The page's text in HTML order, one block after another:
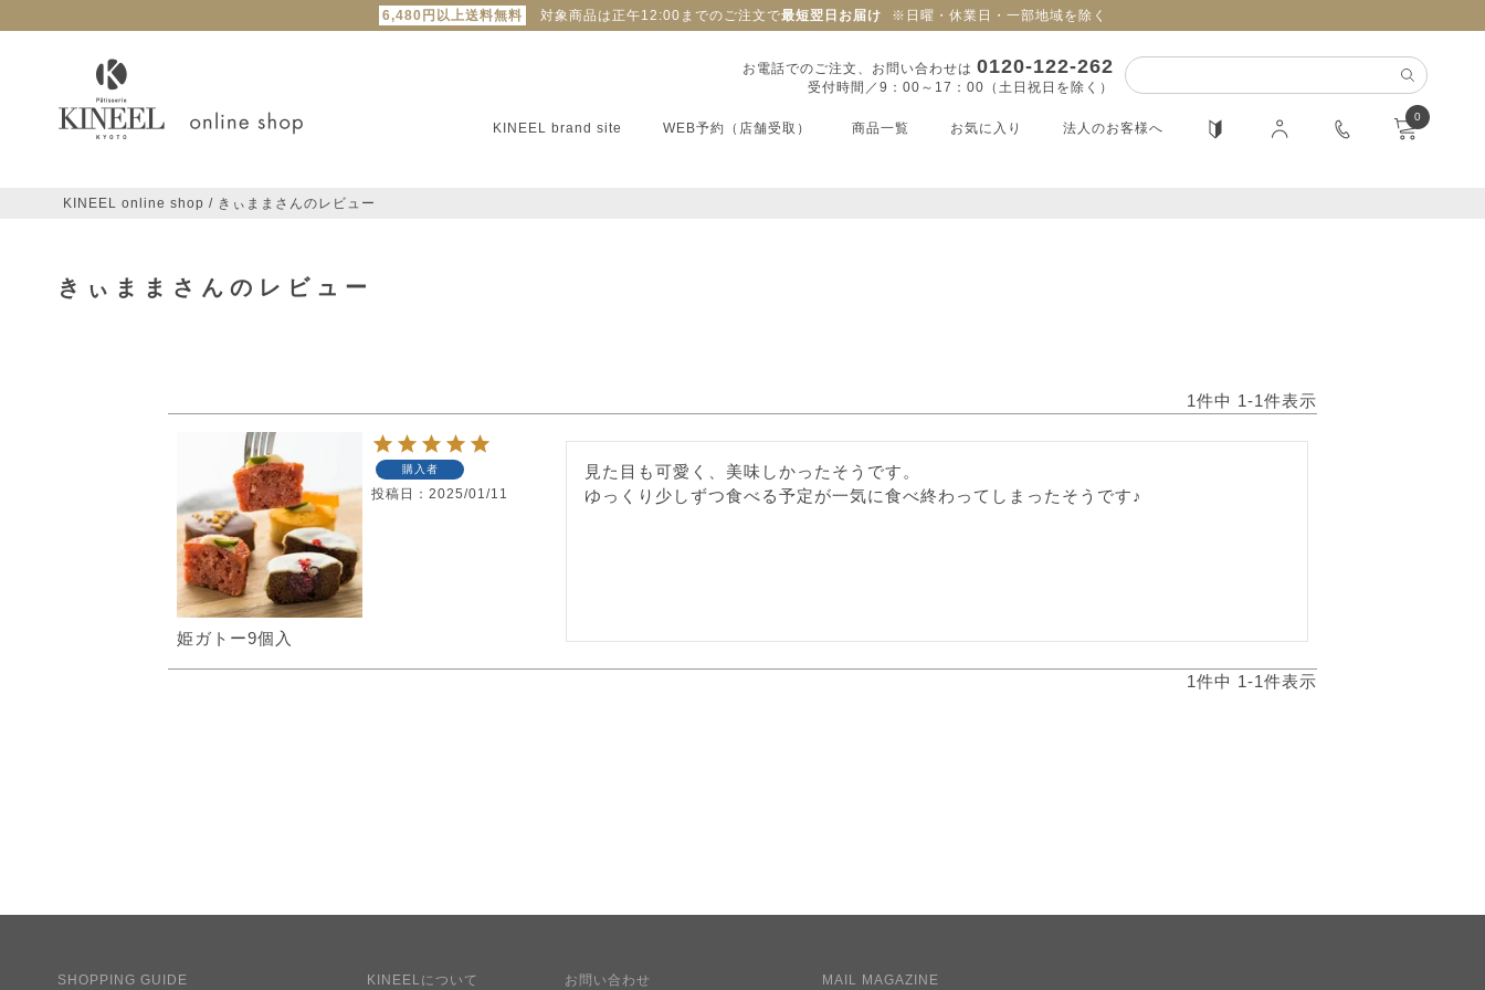
6,480円以上送料無料 対象商品は正午12:00までのご注文で最短翌日お届け ※日曜・休業日・一部地域を除く
お電話でのご注文、お問い合わせは 0120-122-262
受付時間／9：00～17：00（土日祝日を除く）
KINEEL brand site WEB予約（店舗受取） 商品一覧 お気に入り 法人のお客様へ
0
KINEEL online shop きぃままさんのレビュー
きぃままさんのレビュー
1件中 1-1件表示
姫ガトー9個入
購入者
投稿日 2025/01/11
見た目も可愛く、美味しかったそうです。
ゆっくり少しずつ食べる予定が一気に食べ終わってしまったそうです♪
1件中 1-1件表示
SHOPPING GUIDE KINEELについて お問い合わせ MAIL MAGAZINE